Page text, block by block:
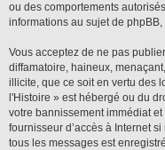
ou des comportements
informations au sujet de
Vous acceptez de ne pas
diffamatoire, haineux,
illicite, que ce soit en vertu des
l'Histoire » est hébergé ou du
votre bannissement immédiat
fournisseur d’accès à Internet
tous les messages est